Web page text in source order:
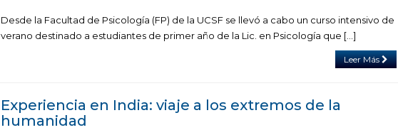
Desde la Facultad de Psicología (FP) de la UCSF se llevó a cabo un curso intensivo de
verano destinado a estudiantes de primer año de la Lic. en Psicología que [...]
Leer Más
Experiencia en India: viaje a los extremos de la
humanidad